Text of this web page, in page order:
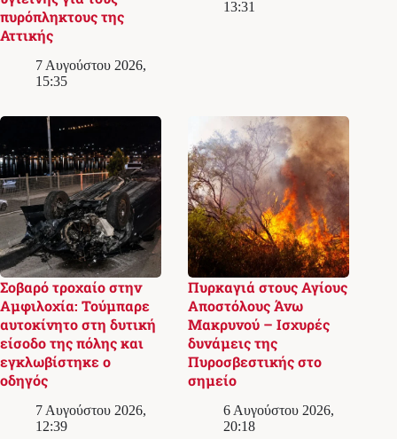
πυρόπληκτους της
Αττικής
7 Αυγούστου 2026,
15:35
13:31
Σοβαρό τροχαίο στην
Αμφιλοχία: Τούμπαρε
αυτοκίνητο στη δυτική
είσοδο της πόλης και
εγκλωβίστηκε ο
οδηγός
7 Αυγούστου 2026,
12:39
Πυρκαγιά στους Αγίους
Αποστόλους Άνω
Μακρυνού – Ισχυρές
δυνάμεις της
Πυροσβεστικής στο
σημείο
6 Αυγούστου 2026,
20:18